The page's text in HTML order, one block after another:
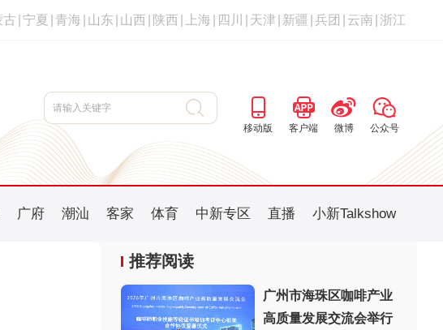
古 宁夏 青海 山东 山西 陕西 上海 四川 天津 新疆 兵团 云南 浙江
移动版 客户端 微博 公众号
广府 潮汕 客家 体育 中新专区 直播 小新Talkshow
推荐阅读
广州市海珠区咖啡产业
高质量发展交流会举行